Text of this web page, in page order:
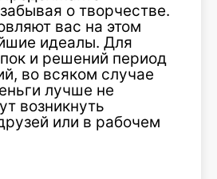
о творчестве.
вас на этом
идеалы. Для
и решений период
во всяком случае
лучше не
возникнуть
или в рабочем